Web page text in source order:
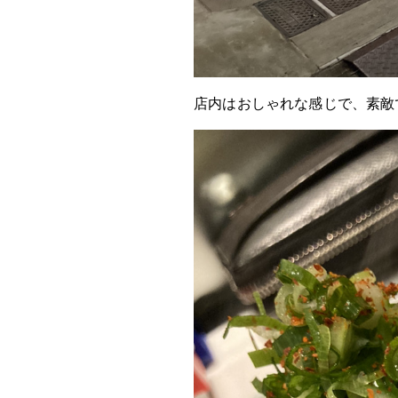
店内はおしゃれな感じで、素